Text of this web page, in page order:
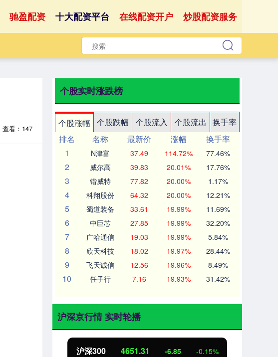
驰盈配资 十大配资平台 在线配资开户 炒股配资服务
查看：147
个股实时涨跌榜
个股涨幅 个股跌幅 个股流入 个股流出
换手率
排名
名称 最新价 涨幅
换手率
1
N津富 37.49 114.72% 77.46%
2 威尔高 39.83 20.01% 17.76%
3 锴威特 77.82 20.00% 1.17%
4 科翔股份 64.32 20.00% 12.21%
5 蜀道装备 33.61 19.99% 11.69%
6 中巨芯 27.85 19.99% 32.20%
7 广哈通信 19.03 19.99% 5.84%
8 欣天科技 18.02 19.97% 28.44%
9 飞天诚信 12.56 19.96% 8.49%
10 任子行 7.16 19.93% 31.42%
沪深京行情 实时轮播
沪深300 4651.31 -6.85 -0.15%